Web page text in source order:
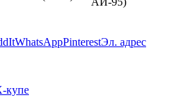
WhatsAppPinterestЭл. адрес
купе